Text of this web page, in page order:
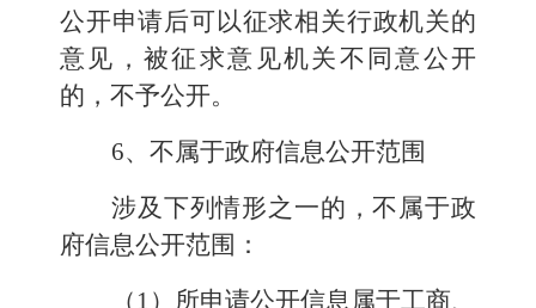
公开申请后可以征求相关行政机关的
意见，被征求意见机关不同意公开
的，不予公开。
6、不属于政府信息公开范围
涉及下列情形之一的，不属于政
府信息公开范围：
（1）所申请公开信息属于工商、